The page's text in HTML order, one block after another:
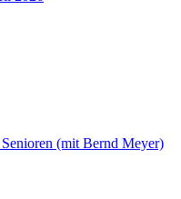
(mit Bernd Meyer)